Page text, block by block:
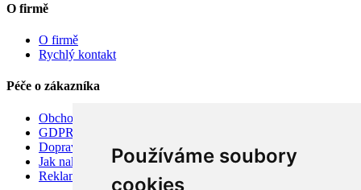
Používáme soubory
cookies
O firmě
O firmě
Rychlý kontakt
Péče o zákazníka
Obchodní podmínky
GDPR
Doprava
Jak nakupovat
Reklamace